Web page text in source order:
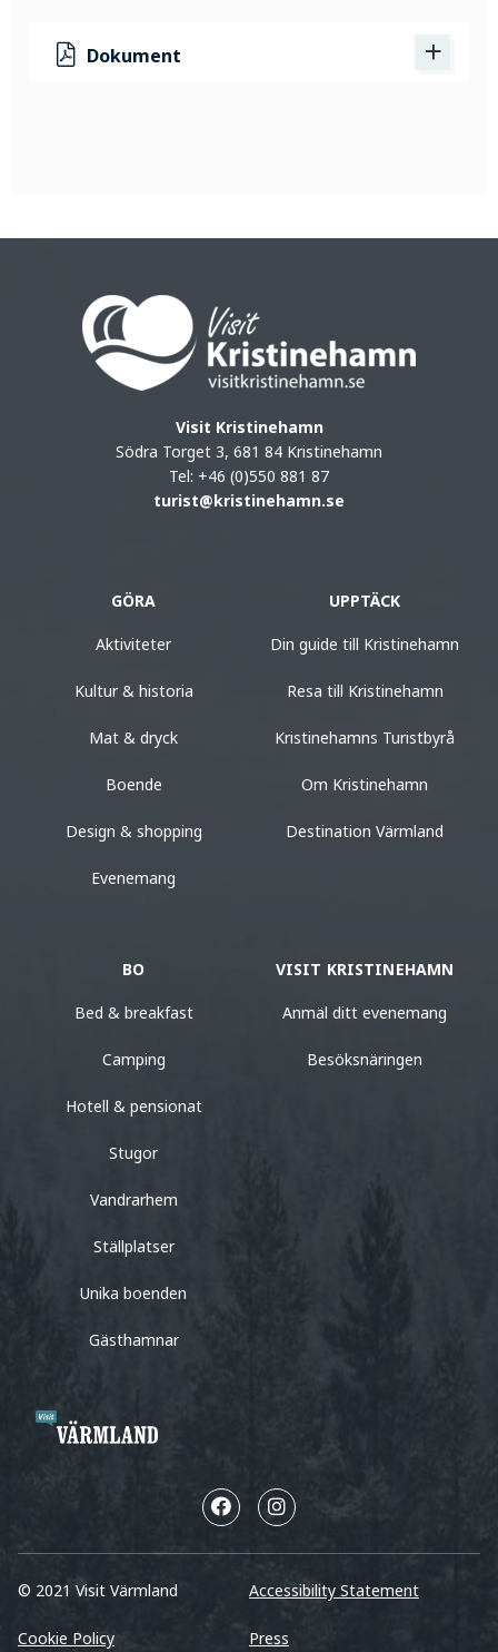
Dokument
Visit Kristinehamn
Södra Torget 3, 681 84 Kristinehamn
Tel: +46 (0)550 881 87
turist@kristinehamn.se
GÖRA
Aktiviteter
Kultur & historia
Mat & dryck
Boende
Design & shopping
Evenemang
UPPTÄCK
Din guide till Kristinehamn
Resa till Kristinehamn
Kristinehamns Turistbyrå
Om Kristinehamn
Destination Värmland
BO
Bed & breakfast
Camping
Hotell & pensionat
Stugor
Vandrarhem
Ställplatser
Unika boenden
Gästhamnar
VISIT KRISTINEHAMN
Anmäl ditt evenemang
Besöksnäringen
© 2021 Visit Värmland Accessibility Statement
Cookie Policy Press